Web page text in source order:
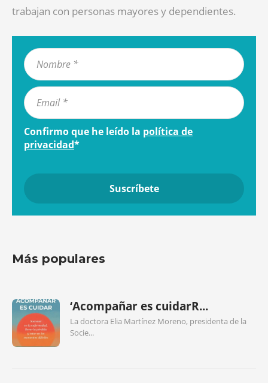
trabajan con personas mayores y dependientes.
Confirmo que he leído la política de
privacidad*
Más populares
‘Acompañar es cuidarR...
La doctora Elia Martínez Moreno, presidenta de la
Socie...